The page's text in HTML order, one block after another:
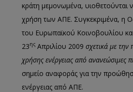
κράτη μεμονωμένα, υιοθετούνται
χρήση των ΑΠΕ. Συγκεκριμένα, η
του Ευρωπαϊκού Κοινοβουλίου
23ης Απριλίου 2009 σχετικά με
χρήσης ενέργειας από ανανεώσιμες
σημείο αναφοράς για την
ενέργειας από ΑΠΕ.